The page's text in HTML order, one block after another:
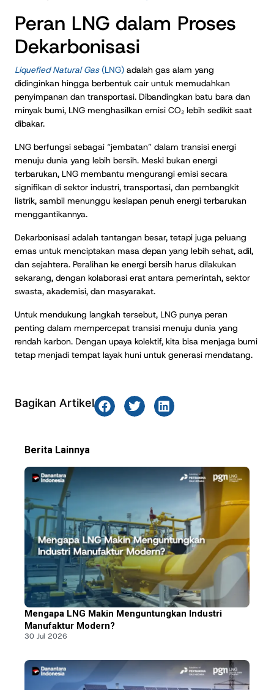
Peran LNG dalam Proses
Dekarbonisasi
Liquefied Natural Gas(LNG) adalah gas alam yang
didinginkan hingga berbentuk cair untuk memudahkan
penyimpanan dan transportasi. Dibandingkan batu bara dan
minyak bumi, LNG menghasilkan emisi CO₂ lebih sedikit saat
dibakar.
LNG berfungsi sebagai “jembatan” dalam transisi energi
menuju dunia yang lebih bersih. Meski bukan energi
terbarukan, LNG membantu mengurangi emisi secara
signifikan di sektor industri, transportasi, dan pembangkit
listrik, sambil menunggu kesiapan penuh energi terbarukan
menggantikannya.
Dekarbonisasi adalah tantangan besar, tetapi juga peluang
emas untuk menciptakan masa depan yang lebih sehat, adil,
dan sejahtera. Peralihan ke energi bersih harus dilakukan
sekarang, dengan kolaborasi erat antara pemerintah, sektor
swasta, akademisi, dan masyarakat.
Untuk mendukung langkah tersebut, LNG punya peran
penting dalam mempercepat transisi menuju dunia yang
rendah karbon. Dengan upaya kolektif, kita bisa menjaga bumi
tetap menjadi tempat layak huni untuk generasi mendatang.
Bagikan Artikel
Berita Lainnya
Mengapa LNG Makin Menguntungkan Industri
Manufaktur Modern?
30 Jul 2026